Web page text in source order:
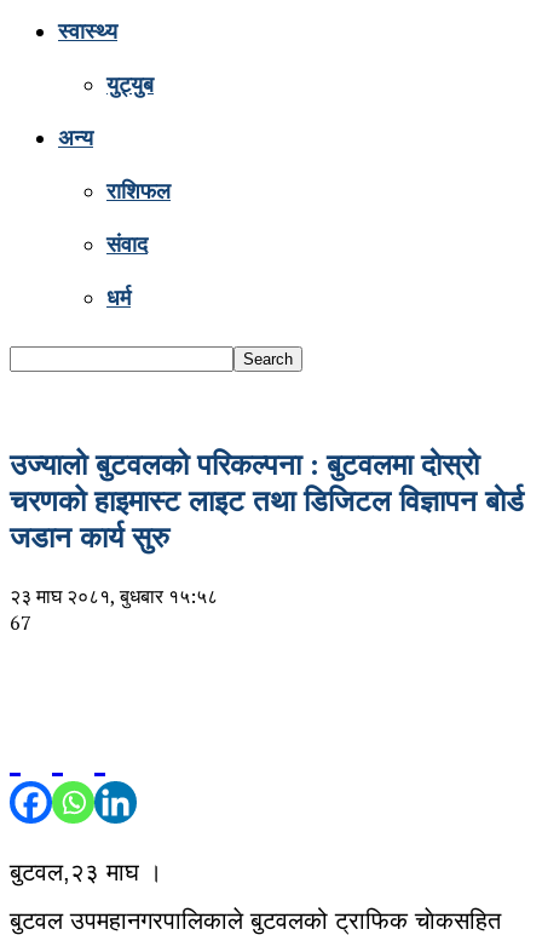
स्वास्थ्य
युट्युब
अन्य
राशिफल
संवाद
धर्म
उज्यालो बुटवलको परिकल्पना : बुटवलमा दाेस्राे
चरणको हाइमास्ट लाइट तथा डिजिटल विज्ञापन बाेर्ड
जडान कार्य सुरु
२३ माघ २०८१, बुधबार १५:५८
67
बुटवल,२३ माघ ।
बुटवल उपमहानगरपालिकाले बुटवलको ट्राफिक चाेकसहित